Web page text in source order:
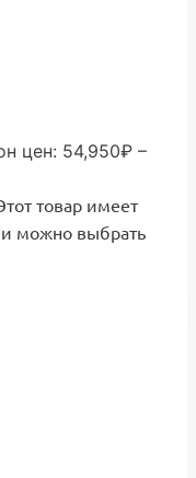
цен: 54,950₽ –
товар имеет
можно выбрать